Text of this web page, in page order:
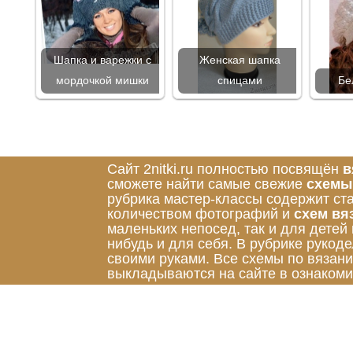
Шапка и варежки с
мордочкой мишки
Женская шапка
спицами
Сайт 2nitki.ru полностью посвящён
сможете найти самые свежие схемы
рубрика мастер-классы содержит
количеством фотографий и схем
маленьких непосед, так и для
нибудь и для себя. В рубрике
своими руками. Все схемы по
выкладываются на сайте в